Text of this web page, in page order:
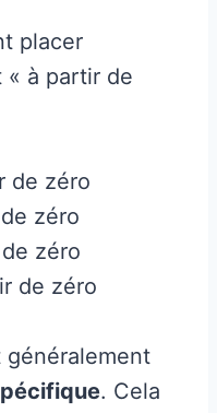
placer
« à partir de
de zéro
zéro
zéro
de zéro
. Cela